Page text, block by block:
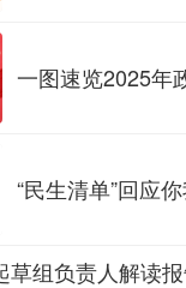
一图速览2025年
“民生清单”回应
草组负责人解读